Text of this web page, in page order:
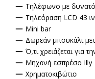
Τηλέφωνο με
Τηλεόραση LCD 43
Mini bar
Δωρεάν μπουκάλι
Ό,τι χρειάζεται για
Μηχανή εσπρέσο Illy
Χρηματοκιβώτιο